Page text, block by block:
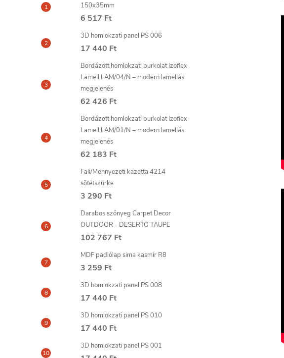
150x35mm
6 517 Ft
3D homlokzati panel PS 006
17 440 Ft
Bordázott homlokzati burkolat Izoflex
Lamell LAM/04/N – modern lamellás
megjelenés
62 426 Ft
Bordázott homlokzati burkolat Izoflex
Lamell LAM/01/N – modern lamellás
megjelenés
62 183 Ft
Fali/Mennyezeti kazetta 4214
sötétszürke
3 290 Ft
Darabos szőnyeg Carpet Decor
OUTDOOR - DESERTO TAUPE
102 767 Ft
MDF padlólap sima kasmír R8
3 259 Ft
3D homlokzati panel PS 008
17 440 Ft
3D homlokzati panel PS 010
17 440 Ft
3D homlokzati panel PS 001